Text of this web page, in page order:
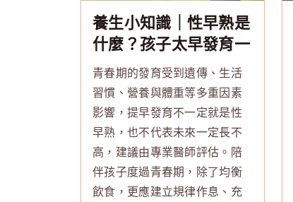
養生小知識｜性早熟是
什麼？孩子太早發育一
定不好嗎？解析青春期
與常見飲食迷思
青春期的發育受到遺傳、生活
習慣、營養與體重等多重因素
影響，提早發育不一定就是性
早熟，也不代表未來一定長不
高，建議由專業醫師評估。陪
伴孩子度過青春期，除了均衡
飲食，更應建立規律作息、充